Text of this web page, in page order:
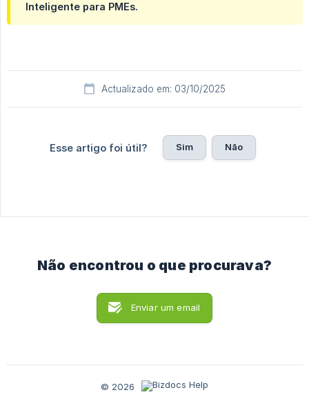
Inteligente para PMEs.
Actualizado em: 03/10/2025
Esse artigo foi útil? Sim Não
Não encontrou o que procurava?
Enviar um email
© 2026